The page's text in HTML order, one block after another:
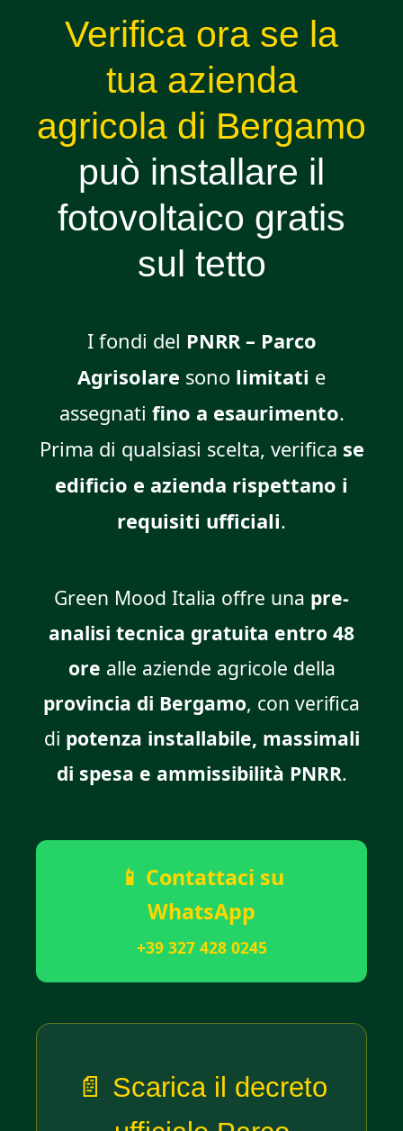
Verifica ora se la
tua azienda
agricola di Bergamo
può installare il
fotovoltaico gratis
sul tetto
I fondi del PNRR – Parco
Agrisolare sono limitati e
assegnati fino a esaurimento.
Prima di qualsiasi scelta, verifica se
edificio e azienda rispettano i
requisiti ufficiali.
Green Mood Italia offre una pre-
analisi tecnica gratuita entro 48
ore alle aziende agricole della
provincia di Bergamo, con verifica
di potenza installabile, massimali
di spesa e ammissibilità PNRR.
📱 Contattaci su
WhatsApp
+39 327 428 0245
📄 Scarica il decreto